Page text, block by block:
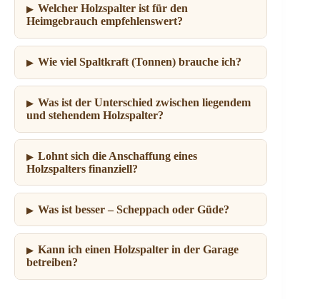
Welcher Holzspalter ist für den
Heimgebrauch empfehlenswert?
Wie viel Spaltkraft (Tonnen) brauche ich?
Was ist der Unterschied zwischen liegendem
und stehendem Holzspalter?
Lohnt sich die Anschaffung eines
Holzspalters finanziell?
Was ist besser – Scheppach oder Güde?
Kann ich einen Holzspalter in der Garage
betreiben?